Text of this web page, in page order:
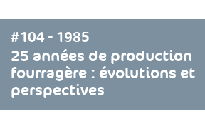
#104 - 1985
25 années de production
fourragère : évolutions et
perspectives